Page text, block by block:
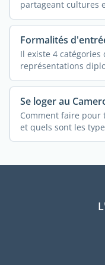
partageant cultures
Formalités
Il existe 4
représentations
Se loger au
Comment faire pour
et quels sont les